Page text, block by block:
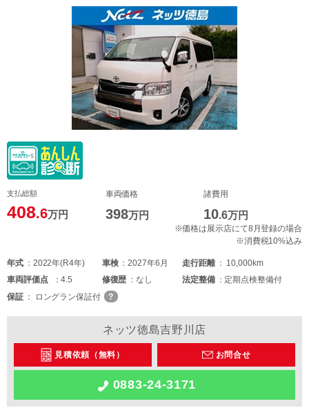
支払総額
408.6万円
車両価格
398万円
諸費用
10.6万円
※価格は展示店にて8月登録の場合
※消費税10%込み
年式 2022年(R4年) 車検 2027年6月 走行距離
10,000km
車両評価点 4.5 修復歴 なし 法定整備
定期点検整備付
保証
ロングラン保証付
ネッツ徳島吉野川店
見積依頼（無料） お問合せ
0883-24-3171